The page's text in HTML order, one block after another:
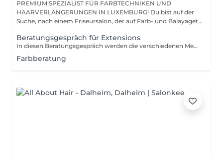
PREMIUM SPEZIALIST FÜR FARBTECHNIKEN UND
HAARVERLÄNGERUNGEN IN LUXEMBURG! Du bist auf der
Suche, nach einem Friseursalon, der auf Farb- und Balayaget...
Beratungsgespräch für Extensions
In diesen Beratungsgespräch werden die verschiedenen Methoden erklärt und individuell ausgesucht. Wir bestimmen die Farbe und rechnen den genauen Preis.
Farbberatung